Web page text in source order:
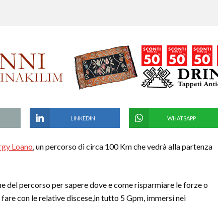
LINKEDIN WHATSAPP
Loano, un percorso di circa 100 Km che vedrà alla partenza
del percorso per sapere dove e come risparmiare le forze o
con le relative discese,in tutto 5 Gpm, immersi nei